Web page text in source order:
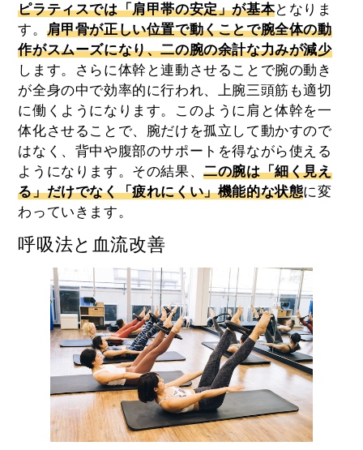
ピラティスでは「肩甲帯の安定」が基本となりま
す。 肩甲骨が正しい位置で動くことで腕全体の動
作がスムーズになり、二の腕の余計な力みが減少
します。さらに体幹と連動させることで腕の動き
が全身の中で効率的に行われ、上腕三頭筋も適切
に働くようになります。このように肩と体幹を一
体化させることで、腕だけを孤立して動かすので
はなく、背中や腹部のサポートを得ながら使える
ようになります。その結果、二の腕は「細く見え
る」だけでなく「疲れにくい」機能的な状態に変
わっていきます。
呼吸法と血流改善